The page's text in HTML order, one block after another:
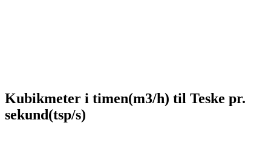
Kubikmeter i timen(m3/h) til Teske pr.
sekund(tsp/s)